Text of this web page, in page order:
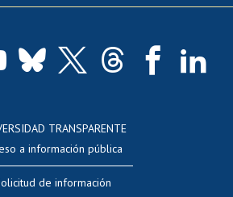
Docentes
Perfeccionamiento
Portafolio Académico
Evaluación docente
TRANSPARENTE
a información pública
de información